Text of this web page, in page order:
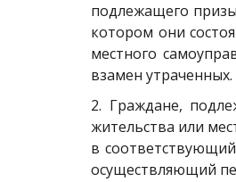
подлежащего
котором они
местного
взамен утраченных.
2. Граждане,
жительства или
в
осуществляющий